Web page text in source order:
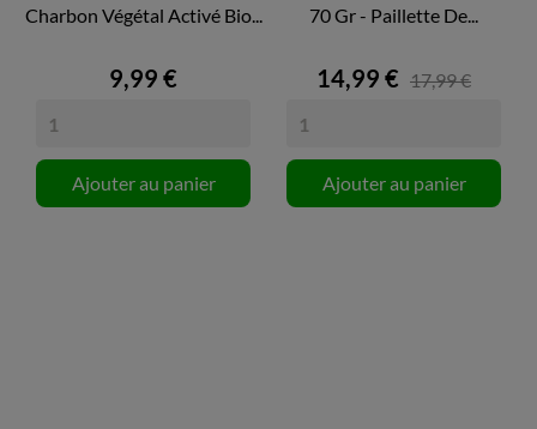
Charbon Végétal Activé Bio...
9,99 €
Ajouter au panier
70 Gr - Paillette De...
14,99 € 17,99 €
Ajouter au panier